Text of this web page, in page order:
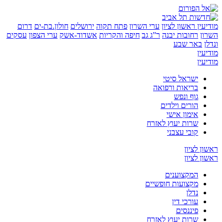
ראשון לציון ערי השרון פתח תקוה ירושלים חולון.בת-ים דרום
רחובות יבנה ר”ג גב חיפה והקריות אשדוד-אשק ערי הצפון עסקים
באר שבע
ישראל סיטי
בריאות ורפואה
גוף ונפש
הורים וילדים
אימון אישי
שרות יעוץ לאזרח
קובי עצבני
לציון
לציון
המקצוענים
מקצועות חופשיים
עורכי דין
פיננסים
שרות יעוץ לאזרח